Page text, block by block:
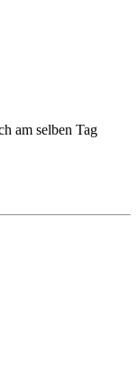
am selben Tag